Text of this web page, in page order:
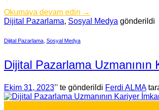
Okumaya devam edin →
Dijital Pazarlama, Sosyal Medya gönderildi
Dijital Pazarlama, Sosyal Medya
Dijital Pazarlama Uzmanının
Ekim 31, 2023’' te gönderildi Ferdi ALMA